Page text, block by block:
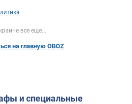
все еще...
на главную OBOZ
и специальные